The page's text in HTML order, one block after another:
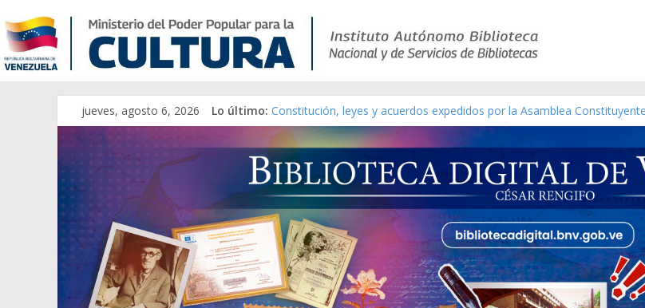
jueves, agosto 6, 2026 Lo último:
Catálogo temático de obras de Modesta Bor
Constitución, leyes y acuerdos expedidos por la Asamblea
Una Parálisis [material gráfico]
Modesta Bor Sánchez [material gráfico]
Gaceta Oficial de la República de Venezuela año CXXXIII Mes V,